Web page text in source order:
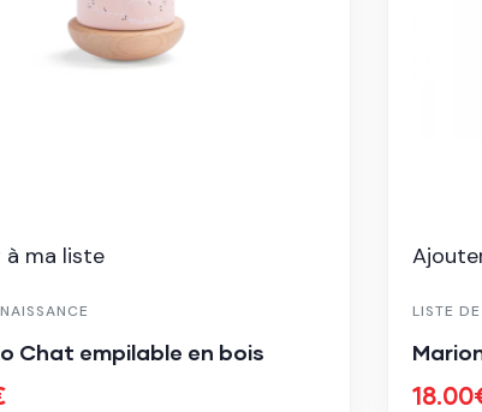
ma liste
Chat empilable en bois
LISTE
18.00